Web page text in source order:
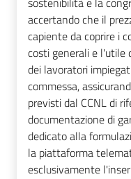
accertando che il
capiente da coprire i
costi generali e l'utile
dei lavoratori
commessa,
previsti dal CCNL di
documentazione di
dedicato alla
la piattaforma
esclusivamente